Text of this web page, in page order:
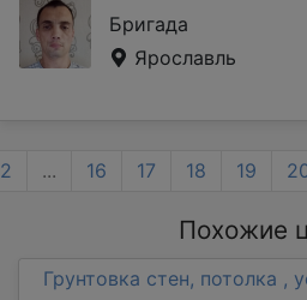
Бригада
Ярославль
2 ... 16 17 18 19
Похожие
Грунтовка стен, потолка ,